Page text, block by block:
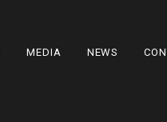
MEDIA NEWS